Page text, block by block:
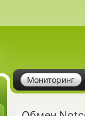
Мониторинг